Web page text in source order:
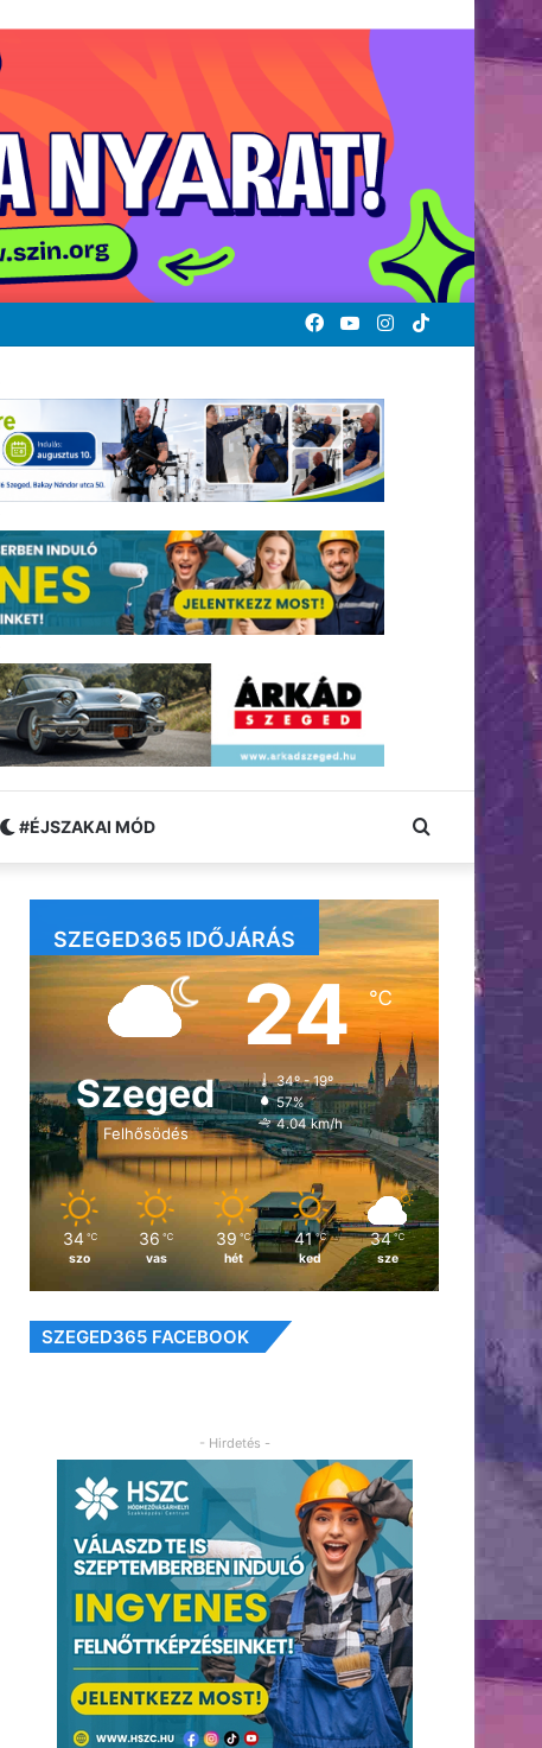
TikTok
Instagram
YouTube
Facebook
#ÉJSZAKAI MÓD Keresés:
SZEGED365 IDŐJÁRÁS
Szeged
Felhősödés
24℃
34º - 19º
57%
4.04 km/h
34 ℃
szo
36 ℃
vas
39 ℃
hét
41 ℃
ked
34 ℃
sze
SZEGED365 FACEBOOK
- Hirdetés -